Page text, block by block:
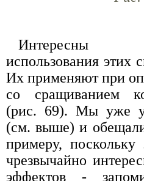
Интересны
использования этих
Их применяют при
со сращиванием
(рис. 69). Мы уже
(см. выше) и
примеру, поскольку
чрезвычайно
эффектов -